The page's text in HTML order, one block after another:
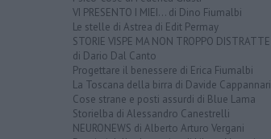
VI PRESENTO I MIEI... di Dino Fiumalbi
Le stelle di Astrea di Edit Permay
STORIE VISPE MA NON TROPPO DISTRATTE
di Dario Dal Canto
Progettare il benessere di Erica Fiumalbi
La Toscana della birra di Davide Cappannari
Cose strane e posti assurdi di Blue Lama
Storielba di Alessandro Canestrelli
NEURONEWS di Alberto Arturo Vergani